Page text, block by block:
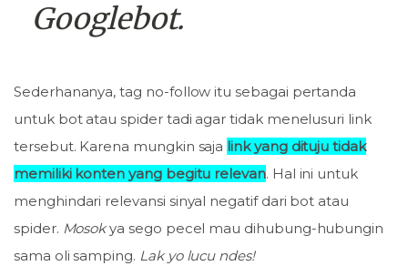
Googlebot.
Sederhananya, tag no-follow itu sebagai pertanda
untuk bot atau spider tadi agar tidak menelusuri link
tersebut. Karena mungkin saja link yang dituju tidak
memiliki konten yang begitu relevan. Hal ini untuk
menghindari relevansi sinyal negatif dari bot atau
spider. Mosokya sego pecel mau dihubung-hubungin
sama oli samping. Lak yo lucu ndes!